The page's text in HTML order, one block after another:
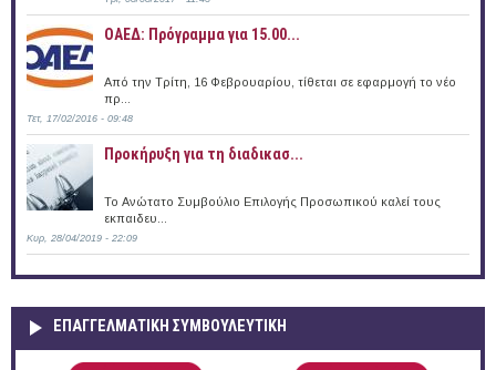
ΟΑΕΔ: Πρόγραμμα για 15.00...
Από την Τρίτη, 16 Φεβρουαρίου, τίθεται σε εφαρμογή το νέο
πρ...
Τετ, 17/02/2016 - 09:48
Προκήρυξη για τη διαδικασ...
Το Ανώτατο Συμβούλιο Επιλογής Προσωπικού καλεί τους
εκπαιδευ...
Κυρ, 28/04/2019 - 22:09
ΕΠΑΓΓΕΛΜΑΤΙΚΉ ΣΥΜΒΟΥΛΕΥΤΙΚΉ